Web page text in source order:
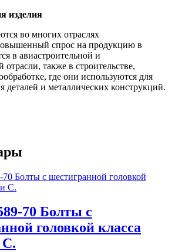
изделия
во многих отраслях
спрос на продукцию в
в авиастроительной и
также в строительстве,
где они используются для
деталей и металлических конструкций.
70 Болты с
головкой класса
С.